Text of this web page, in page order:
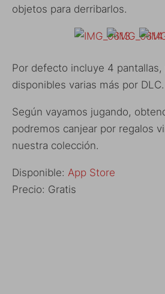
objetos para derribarlos.
Por defecto incluye 4 pantallas,
disponibles varias más por DLC.
Según vayamos jugando,
podremos canjear por regalos
nuestra colección.
Disponible: App Store
Precio: Gratis